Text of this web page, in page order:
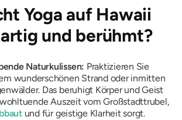
Yoga auf Hawaii
und berühmt?
Naturkulissen: Praktizieren Sie
wunderschönen Strand oder inmitten
Das beruhigt Körper und Geist
Auszeit vom Großstadttrubel,
und für geistige Klarheit sorgt.